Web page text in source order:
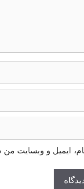
ایمیل و وبسایت